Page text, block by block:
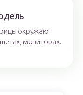
окружают
мониторах.